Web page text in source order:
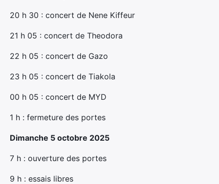
20 h 30 : concert de Nene Kiffeur
21 h 05 : concert de Theodora
22 h 05 : concert de Gazo
23 h 05 : concert de Tiakola
00 h 05 : concert de MYD
1 h : fermeture des portes
Dimanche 5 octobre 2025
7 h : ouverture des portes
9 h : essais libres